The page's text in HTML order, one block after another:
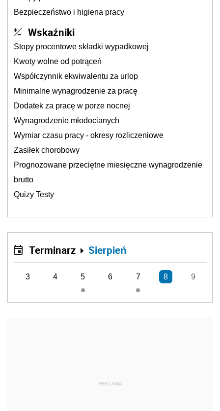
Bezpieczeństwo i higiena pracy
Wskaźniki
Stopy procentowe składki wypadkowej
Kwoty wolne od potrąceń
Współczynnik ekwiwalentu za urlop
Minimalne wynagrodzenie za pracę
Dodatek za pracę w porze nocnej
Wynagrodzenie młodocianych
Wymiar czasu pracy - okresy rozliczeniowe
Zasiłek chorobowy
Prognozowane przeciętne miesięczne wynagrodzenie
brutto
Quizy Testy
Terminarz Sierpień
3 4 5 6 7 8 9
REKLAMA